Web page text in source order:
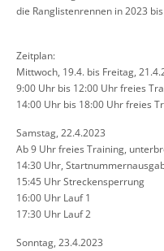
die Ranglistenrennen in 2023
Zeitplan:
Mittwoch, 19.4. bis Freitag,
9:00 Uhr bis 12:00 Uhr freies
14:00 Uhr bis 18:00 Uhr freies
Samstag, 22.4.2023
Ab 9 Uhrfreies Training,
14:30 Uhr,
15:45 UhrStreckensperrung
16:00 Uhr Lauf 1
17:30 Uhr Lauf 2
Sonntag, 23.4.2023